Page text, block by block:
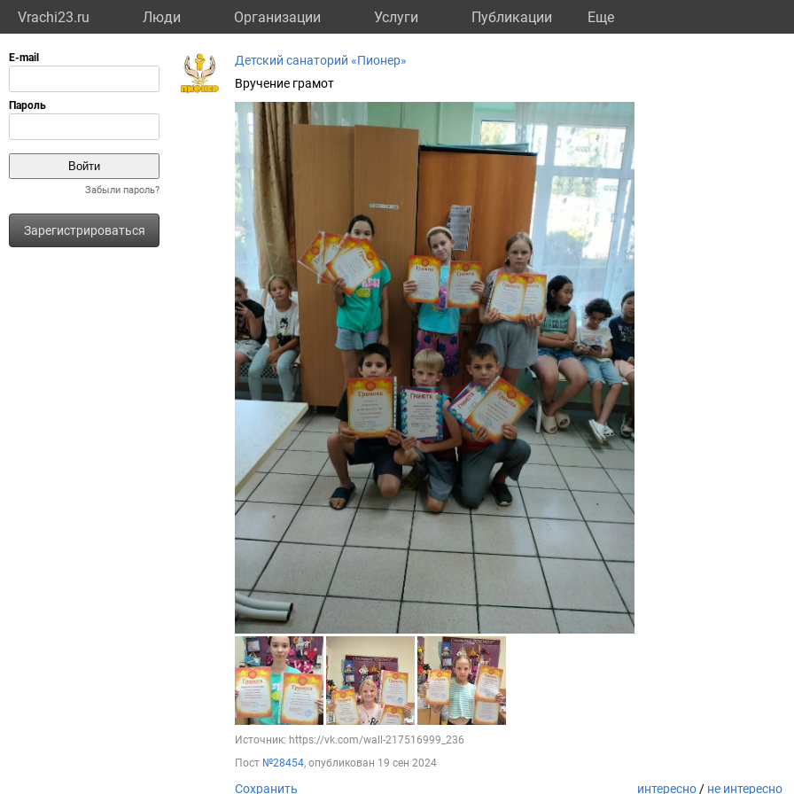
Vrachi23.ru Люди Организации Услуги Публикации Eще
Забыли пароль?
Зарегистрироваться
Детский санаторий «Пионер»
Вручение грамот
Источник: https://vk.com/wall-217516999_236
Пост №28454, опубликован 19 сен 2024
Сохранить интересно / не интересно